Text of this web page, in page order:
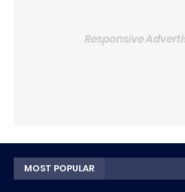
Responsive
MOST POPULAR